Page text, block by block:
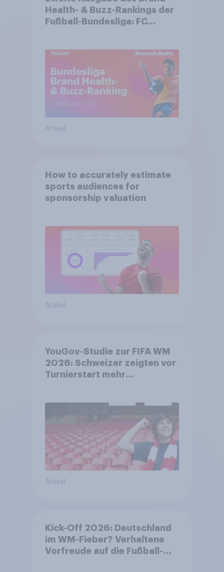
Health- & Buzz-Rankings der
Fußball-Bundesliga: FC
Artikel
How to accurately estimate
sports audiences for
sponsorship valuation
Artikel
YouGov-Studie zur FIFA WM
2026: Schweizer zeigten vor
Turnierstart mehr
Artikel
Kick-Off 2026: Deutschland
im WM-Fieber? Verhaltene
Vorfreude auf die Fußball-